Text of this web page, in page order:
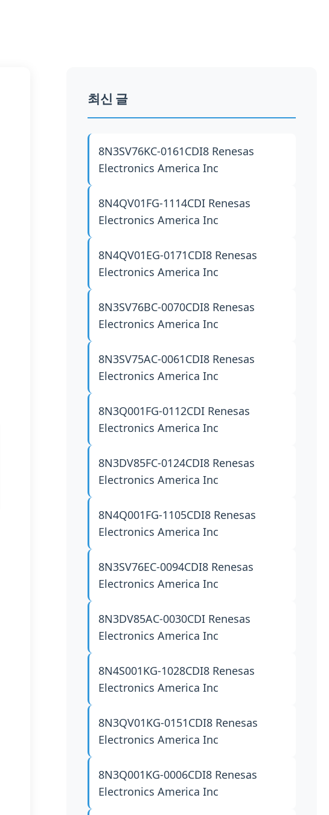
최신 글
8N3SV76KC-0161CDI8 Renesas
Electronics America Inc
8N4QV01FG-1114CDI Renesas
Electronics America Inc
8N4QV01EG-0171CDI8 Renesas
Electronics America Inc
8N3SV76BC-0070CDI8 Renesas
Electronics America Inc
8N3SV75AC-0061CDI8 Renesas
Electronics America Inc
8N3Q001FG-0112CDI Renesas
Electronics America Inc
8N3DV85FC-0124CDI8 Renesas
Electronics America Inc
8N4Q001FG-1105CDI8 Renesas
Electronics America Inc
8N3SV76EC-0094CDI8 Renesas
Electronics America Inc
8N3DV85AC-0030CDI Renesas
Electronics America Inc
8N4S001KG-1028CDI8 Renesas
Electronics America Inc
8N3QV01KG-0151CDI8 Renesas
Electronics America Inc
8N3Q001KG-0006CDI8 Renesas
Electronics America Inc